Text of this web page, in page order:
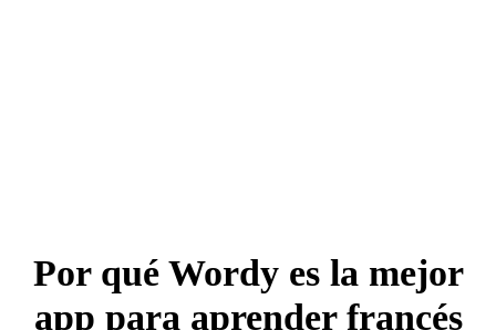
Por qué Wordy es la mejor
app para aprender francés